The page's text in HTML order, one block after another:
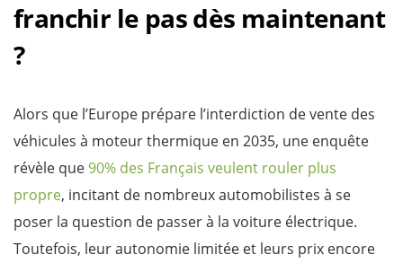
franchir le pas dès maintenant
?
Alors que l’Europe prépare l’interdiction de vente des
véhicules à moteur thermique en 2035, une enquête
révèle que90% des Français veulent rouler plus
propre, incitant de nombreux automobilistes à se
poser la question de passer à la voiture électrique.
Toutefois, leur autonomie limitée et leurs prix encore